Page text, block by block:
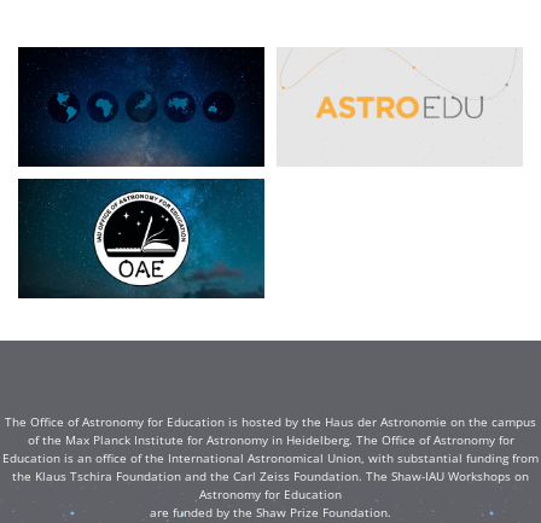
The Office of Astronomy for Education is hosted by the Haus der Astronomie on the campus
of the Max Planck Institute for Astronomy in Heidelberg. The Office of Astronomy for
Education is an office of the International Astronomical Union, with substantial funding from
the Klaus Tschira Foundation and the Carl Zeiss Foundation. The Shaw-IAU Workshops on
Astronomy for Education
are funded by the Shaw Prize Foundation.